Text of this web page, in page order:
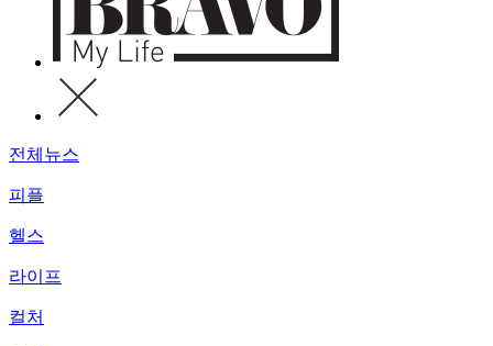
전체뉴스
피플
헬스
라이프
컬처